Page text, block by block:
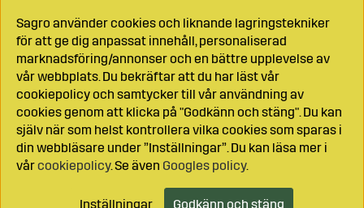
Sagro använder cookies och liknande lagringstekniker
för att ge dig anpassat innehåll, personaliserad
marknadsföring/annonser och en bättre upplevelse av
vår webbplats. Du bekräftar att du har läst vår
cookiepolicy och samtycker till vår användning av
cookies genom att klicka på "Godkänn och stäng". Du kan
själv när som helst kontrollera vilka cookies som sparas i
din webbläsare under ”Inställningar”. Du kan läsa mer i
vårcookiepolicy. Se även Googles policy.
Inställningar Godkänn och stäng